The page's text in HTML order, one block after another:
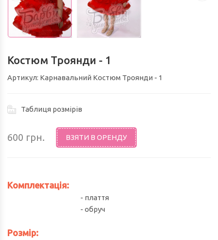
ШКОЛА / СВЯТО "ВЕЛИКДЕНЬ"ТА ІНШІ
... (М.ЛЬВІВ)
КОСТЮМИ CТИЛЯГ, КОСТЮМИ
Костюм Троянди - 1
Артикул: Карнавальний Костюм Троянди - 1
Таблиця розмірів
600 грн. ВЗЯТИ В ОРЕНДУ
Комплектація:
- плаття
- обруч
Розмір: